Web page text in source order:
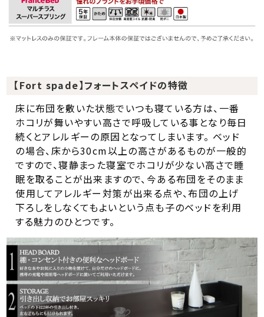
【Fort spade】フォートスペイドの特徴
床に布団を敷いた状態でいつも寝ている方は、一番
ホコリが舞いやすい高さで呼吸している事となり毎日
続くとアレルギーの原因となってしまいます。 ベッド
の場合、床から30cm以上の高さがあるものが一般的
ですので、寝静まった寝室でホコリが少ない高さで睡
眠を取ることが出来ますので、今ある布団をそのまま
使用してアレルギー対策が出来る点や、布団の上げ
下ろしをしなくてもよいという点も子のベッドを利用
する魅力のひとつです。